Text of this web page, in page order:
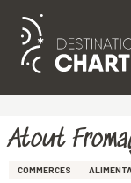
Aller
principal
Atout
COMMERCES